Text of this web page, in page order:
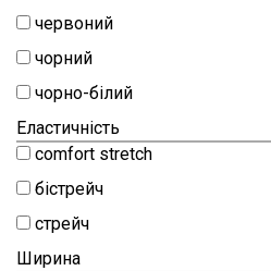
червоний
чорний
чорно-білий
Еластичність
comfort stretch
бістрейч
стрейч
Ширина